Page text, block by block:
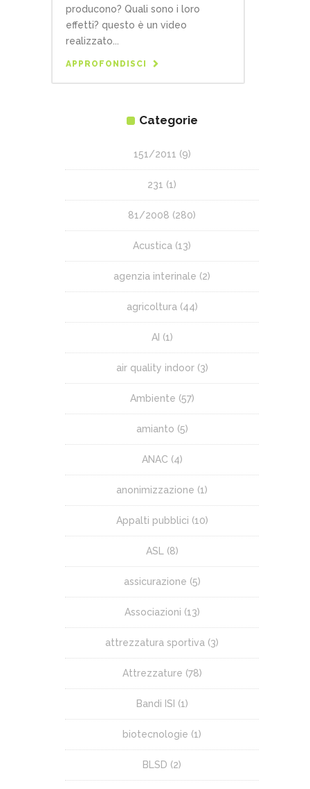
producono? Quali sono i loro
effetti? questo è un video
realizzato...
APPROFONDISCI
Categorie
151/2011 (9)
231 (1)
81/2008 (280)
Acustica (13)
agenzia interinale (2)
agricoltura(44)
AI (1)
air quality indoor(3)
Ambiente (57)
amianto (5)
ANAC (4)
anonimizzazione (1)
Appalti pubblici (10)
ASL(8)
assicurazione (5)
Associazioni (13)
attrezzatura sportiva (3)
Attrezzature (78)
Bandi ISI (1)
biotecnologie (1)
BLSD (2)